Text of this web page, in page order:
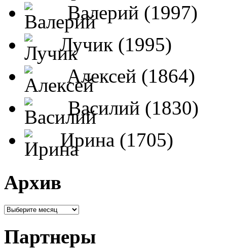
Валерий (1997)
Лучик (1995)
Алексей (1864)
Василий (1830)
Ирина (1705)
Архив
Партнеры